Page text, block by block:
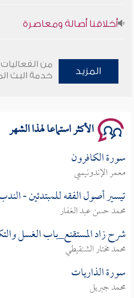
سلسلة محاضرات نفحات رمضانية
المزيد
من
خدمة البث
الأكثر استماعا لهذا الشهر
سورة الكافرون
معمر الإندونيسي
تيسير أصول الفقه للمبتدئين -
محمد حسن عبد الغفار
شرح زاد المستقنع_باب الغسل
محمد مختار الشنقيطي
سورة الذاريات
محمد جبريل